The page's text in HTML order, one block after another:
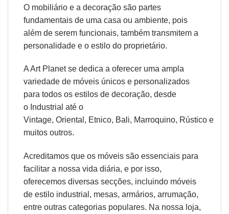
O mobiliário e a decoração são partes
fundamentais de uma casa ou ambiente, pois
além de serem funcionais, também transmitem a
personalidade e o estilo do proprietário.
A Art Planet se dedica a oferecer uma ampla
variedade de móveis únicos e personalizados
para todos os estilos de decoração, desde
o Industrial até o
Vintage, Oriental , Etnico, Bali, Marroquino, Rústico e
muitos outros.
Acreditamos que os móveis são essenciais para
facilitar a nossa vida diária, e por isso,
oferecemos diversas secções, incluindo móveis
de estilo industrial, mesas, armários, arrumação,
entre outras categorias populares. Na nossa loja,